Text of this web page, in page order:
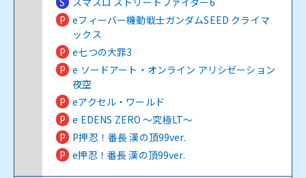
P eフィーバー機動戦士ガンダムSEED クライマ
ックス
P e七つの大罪3
P e ソードアート・オンライン アリシゼーション
夜空
P eアクセル・ワールド
P e EDENS ZERO ～究極LT～
P P押忍！番長 漢の頂99ver.
P e押忍！番長 漢の頂99ver.